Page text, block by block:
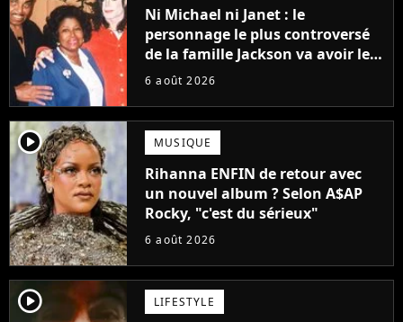
Ni Michael ni Janet : le
personnage le plus controversé
de la famille Jackson va avoir le
droit à sa propre série
6 août 2026
player2 MUSIQUE
Rihanna ENFIN de retour avec
un nouvel album ? Selon A$AP
Rocky, "c'est du sérieux"
6 août 2026
player2 LIFESTYLE